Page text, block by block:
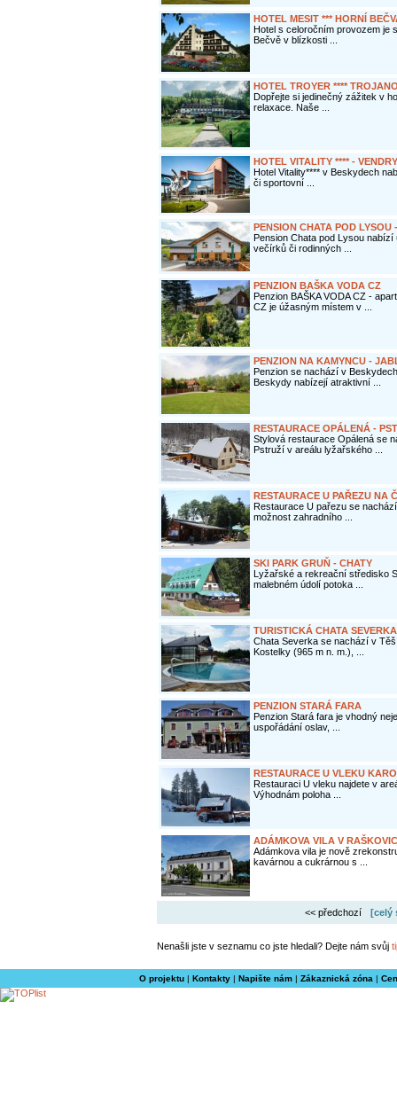
HOTEL MESIT *** HORNÍ
Hotel s celoročním provozem je
Bečvě v blízkosti ...
HOTEL TROYER ****
Dopřejte si jedinečný zážitek v
relaxace. Naše ...
HOTEL VITALITY **** -
Hotel Vitality**** v Beskydech
či sportovní ...
PENSION CHATA POD LYSOU
Pension Chata pod Lysou
večírků či rodinných ...
PENZION BAŠKA VODA CZ
Penzion BAŠKA VODA CZ -
CZ je úžasným místem v ...
PENZION NA KAMYNCU -
Penzion se nachází v
Beskydy nabízejí atraktivní ...
RESTAURACE OPÁLENÁ -
Stylová restaurace Opálená se
Pstruží v areálu lyžařského ...
RESTAURACE U PAŘEZU NA
Restaurace U pařezu se
možnost zahradního ...
SKI PARK GRUŇ - CHATY
Lyžařské a rekreační středisko
malebném údolí potoka ...
TURISTICKÁ CHATA
Chata Severka se nachází v
Kostelky (965 m n. m.), ...
PENZION STARÁ FARA
Penzion Stará fara je vhodný
uspořádání oslav, ...
RESTAURACE U VLEKU
Restauraci U vleku najdete v
Výhodnám poloha ...
ADÁMKOVA VILA V
Adámkova vila je nově
kavárnou a cukrárnou s ...
<< předchozí [celý
Nenašli jste v seznamu co jste hledali? Dejte nám svůj
O projektu| Kontakty| Napište nám| Zákaznická zóna |